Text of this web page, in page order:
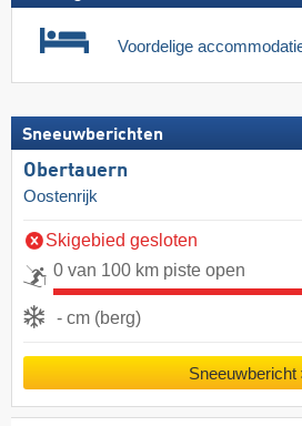
Voordelige
Sneeuwberichten
Obertauern
Oostenrijk
Skigebied gesloten
0 van 100 km piste open
- cm (berg)
Sneeuwbericht